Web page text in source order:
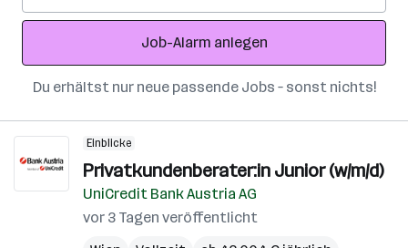
Adresse
Job-Alarm anlegen
Du erhältst nur neue passende Jobs – sonst nichts!
Einblicke
Privatkundenberater:in Junior (w/m/d)
UniCredit Bank Austria AG
vor 3 Tagen veröffentlicht